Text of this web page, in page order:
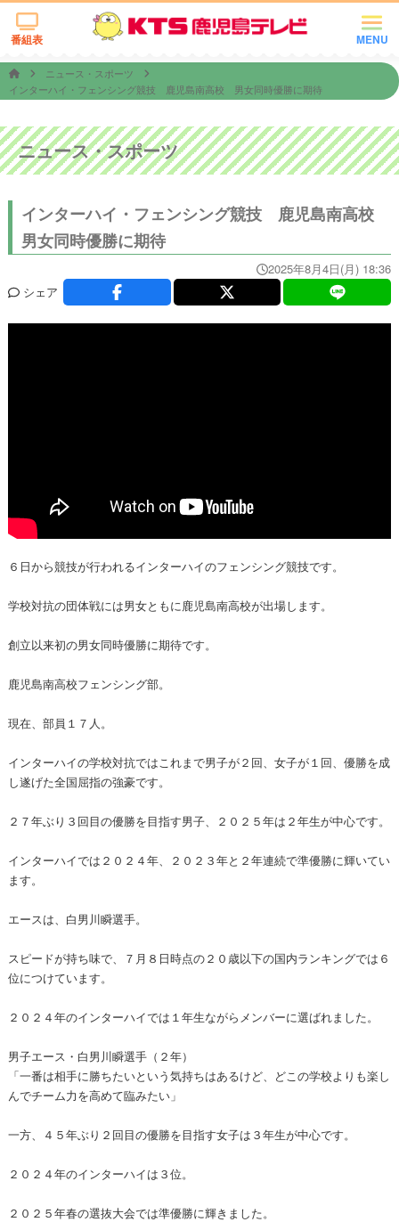
MENU
番組表
ニュース・スポーツ
インターハイ・フェンシング競技 鹿児島南高校 男女同時優勝に期待
ニュース・スポーツ
インターハイ・フェンシング競技 鹿児島南高校
男女同時優勝に期待
2025年8月4日(月) 18:36
シェア
６日から競技が行われるインターハイのフェンシング競技です。
学校対抗の団体戦には男女ともに鹿児島南高校が出場します。
創立以来初の男女同時優勝に期待です。
鹿児島南高校フェンシング部。
現在、部員１７人。
インターハイの学校対抗ではこれまで男子が２回、女子が１回、優勝を成
し遂げた全国屈指の強豪です。
２７年ぶり３回目の優勝を目指す男子、２０２５年は２年生が中心です。
インターハイでは２０２４年、２０２３年と２年連続で準優勝に輝いてい
ます。
エースは、白男川瞬選手。
スピードが持ち味で、７月８日時点の２０歳以下の国内ランキングでは６
位につけています。
２０２４年のインターハイでは１年生ながらメンバーに選ばれました。
男子エース・白男川瞬選手（２年）
「一番は相手に勝ちたいという気持ちはあるけど、どこの学校よりも楽し
んでチーム力を高めて臨みたい」
一方、４５年ぶり２回目の優勝を目指す女子は３年生が中心です。
２０２４年のインターハイは３位。
２０２５年春の選抜大会では準優勝に輝きました。